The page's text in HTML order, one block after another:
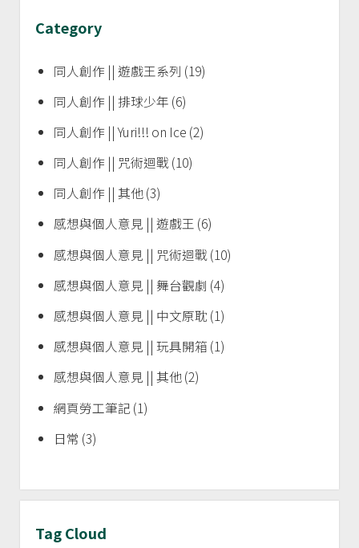
Category
同人創作 || 遊戲王系列 (19)
同人創作 || 排球少年 (6)
同人創作 || Yuri!!! on Ice (2)
同人創作 || 咒術迴戰(10)
同人創作 || 其他(3)
感想與個人意見 || 遊戲王 (6)
感想與個人意見 || 咒術迴戰(10)
感想與個人意見 || 舞台觀劇 (4)
感想與個人意見 || 中文原耽 (1)
感想與個人意見 || 玩具開箱 (1)
感想與個人意見 || 其他(2)
網頁勞工筆記(1)
日常 (3)
Tag Cloud